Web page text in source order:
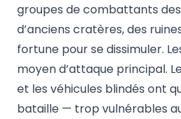
groupes de combattants
d’anciens cratères, des
fortune pour se dissimuler.
moyen d’attaque principal.
et les véhicules blindés ont
bataille — trop vulnérables